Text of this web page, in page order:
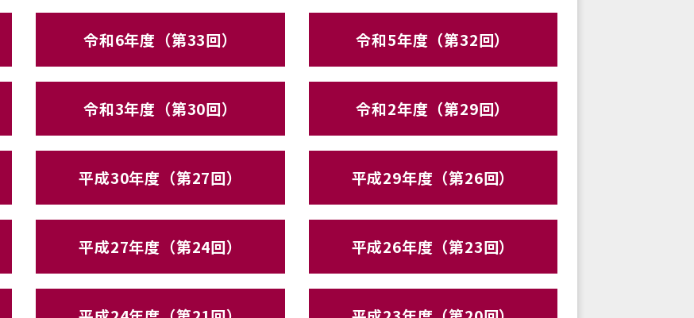
令和6年度（第33回） 令和5年度（第32回）
令和3年度（第30回） 令和2年度（第29回）
平成30年度（第27回） 平成29年度（第26回）
平成27年度（第24回） 平成26年度（第23回）